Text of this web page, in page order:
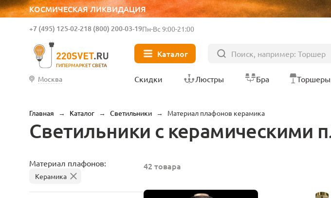
КОСМИЧЕСКАЯ ЛИКВИДАЦИЯ
ГИПЕРМАРКЕТ СВЕТА
+7 (495) 125-02-218 (800) 200-03-19Пн-Вс 9:00-21:00
Каталог
Москва Скидки Люстры Бра Торшеры
Главная → Каталог → Светильники → Материал плафонов керамика
Светильники с керамическими
Материал плафонов:
Керамика
42 товара